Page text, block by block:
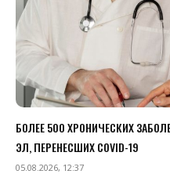
БОЛЕЕ 500 ХРОНИЧЕСКИХ
ЭЛ, ПЕРЕНЕСШИХ COVID-19
05.08.2026, 12:37